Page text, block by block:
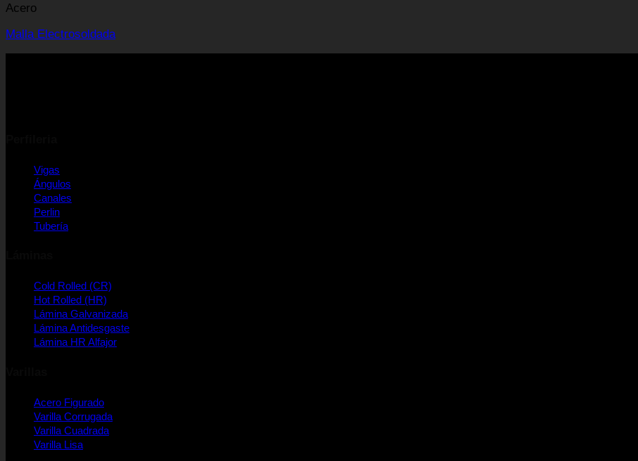
Acero
Malla Electrosoldada
Vigas
Ángulos
Canales
Perlin
Tubería
Cold Rolled (CR)
Hot Rolled (HR)
Lámina Galvanizada
Lámina Antidesgaste
Lámina HR Alfajor
Acero Figurado
Varilla Corrugada
Varilla Cuadrada
Varilla Lisa